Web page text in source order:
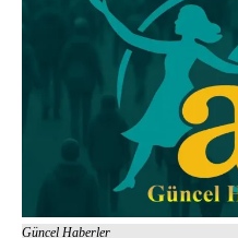
Güncel Haberler